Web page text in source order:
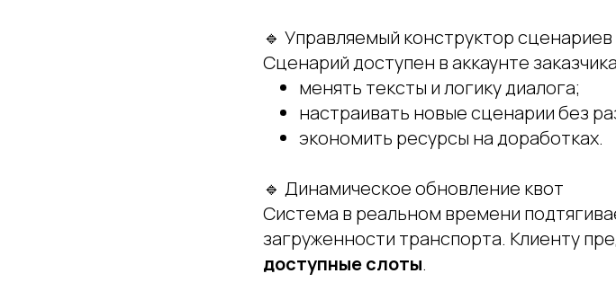
🔹 Управляемый конструктор сценариев
Сценарий доступен в аккаунте
менять тексты и логику диалога;
настраивать новые сценарии без
экономить ресурсы на доработках.
🔹 Динамическое обновление квот
Система в реальном времени
загруженности транспорта. Клиенту
доступные слоты.